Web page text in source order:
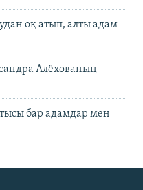
оқ атып, алты адам
Алёхованың
бар адамдар мен